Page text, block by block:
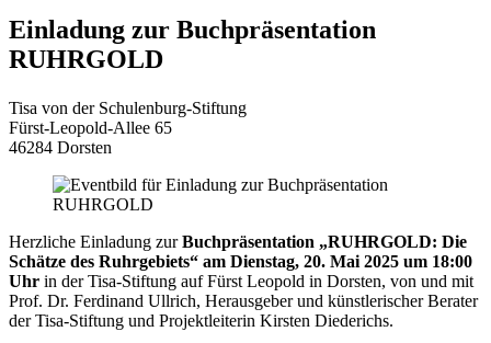
Einladung zur Buchpräsentation
RUHRGOLD
Tisa von der Schulenburg-Stiftung
Fürst-Leopold-Allee 65
46284 Dorsten
Herzliche Einladung zurBuchpräsentation „RUHRGOLD: Die
Schätze des Ruhrgebiets“ am Dienstag, 20. Mai 2025 um 18:00
Uhr in der Tisa-Stiftung auf Fürst Leopold in Dorsten, von und mit
Prof. Dr. Ferdinand Ullrich, Herausgeber und künstlerischer Berater
der Tisa-Stiftung und Projektleiterin Kirsten Diederichs.